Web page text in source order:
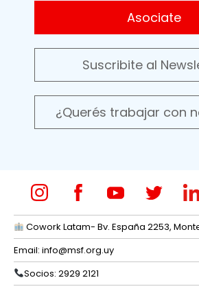
Asociate
Suscribite al
¿Querés trabajar con
Cowork Latam- Bv. España 2253,
Email: info@msf.org.uy
Socios: 2929 2121